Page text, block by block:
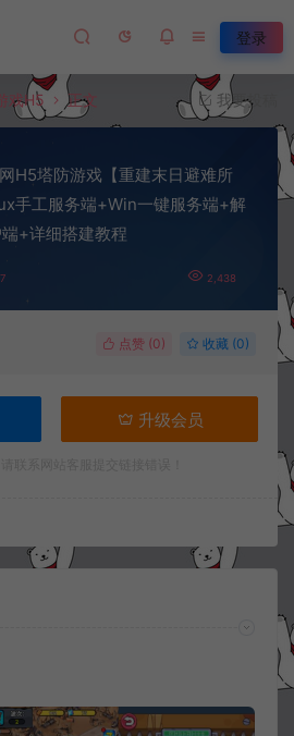
登录
戏H5 正文 我要投稿
H5塔防游戏【重建末日避难所
手工服务端+Win一键服务端+解
+详细搭建教程
2,438
点赞 (0) 收藏 (0)
升级会员